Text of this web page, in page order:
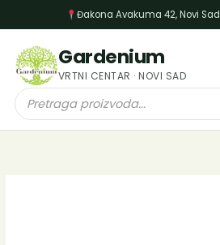
на
садржај
Đakona Avakuma 42, Novi Sad
Gardenium
VRTNI CENTAR · NOVI SAD
Products
search